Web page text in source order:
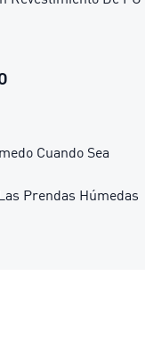
Cuando Sea
Prendas Húmedas